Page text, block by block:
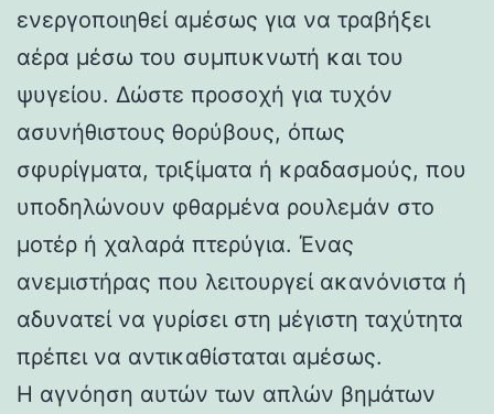
ενεργοποιηθεί αμέσως για να τραβήξει
αέρα μέσω του συμπυκνωτή και του
ψυγείου. Δώστε προσοχή για τυχόν
ασυνήθιστους θορύβους, όπως
σφυρίγματα, τριξίματα ή κραδασμούς, που
υποδηλώνουν φθαρμένα ρουλεμάν στο
μοτέρ ή χαλαρά πτερύγια. Ένας
ανεμιστήρας που λειτουργεί ακανόνιστα ή
αδυνατεί να γυρίσει στη μέγιστη ταχύτητα
πρέπει να αντικαθίσταται αμέσως.
Η αγνόηση αυτών των απλών βημάτων